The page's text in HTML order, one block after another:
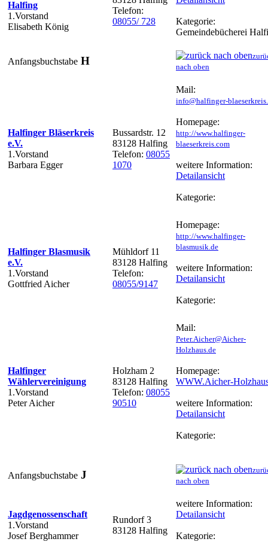
Halfing
1.Vorstand
Elisabeth König
Telefon:
08055/ 728
Kategorie:
Gemeindebücherei
Anfangsbuchstabe H
nach oben
Halfinger Bläserkreis
e.V.
1.Vorstand
Barbara Egger
Bussardstr. 12
83128 Halfing
Telefon: 08055
1070
Mail:
info@halfinger-
Homepage:
http://www.halfinger-
blaeserkreis.com
weitere Information:
Detailansicht
Kategorie:
Halfinger Blasmusik
e.V.
1.Vorstand
Gottfried Aicher
Mühldorf 11
83128 Halfing
Telefon:
08055/9147
Homepage:
http://www.halfinger-
blasmusik.de
weitere Information:
Detailansicht
Kategorie:
Halfinger
Wählervereinigung
1.Vorstand
Peter Aicher
Holzham 2
83128 Halfing
Telefon: 08055
90510
Mail:
Peter.Aicher@Aicher-
Holzhaus.de
Homepage:
WWW.Aicher-
weitere Information:
Detailansicht
Kategorie:
Anfangsbuchstabe J
nach oben
Jagdgenossenschaft
1.Vorstand
Josef Berghammer
Rundorf 3
83128 Halfing
weitere Information:
Detailansicht
Kategorie: